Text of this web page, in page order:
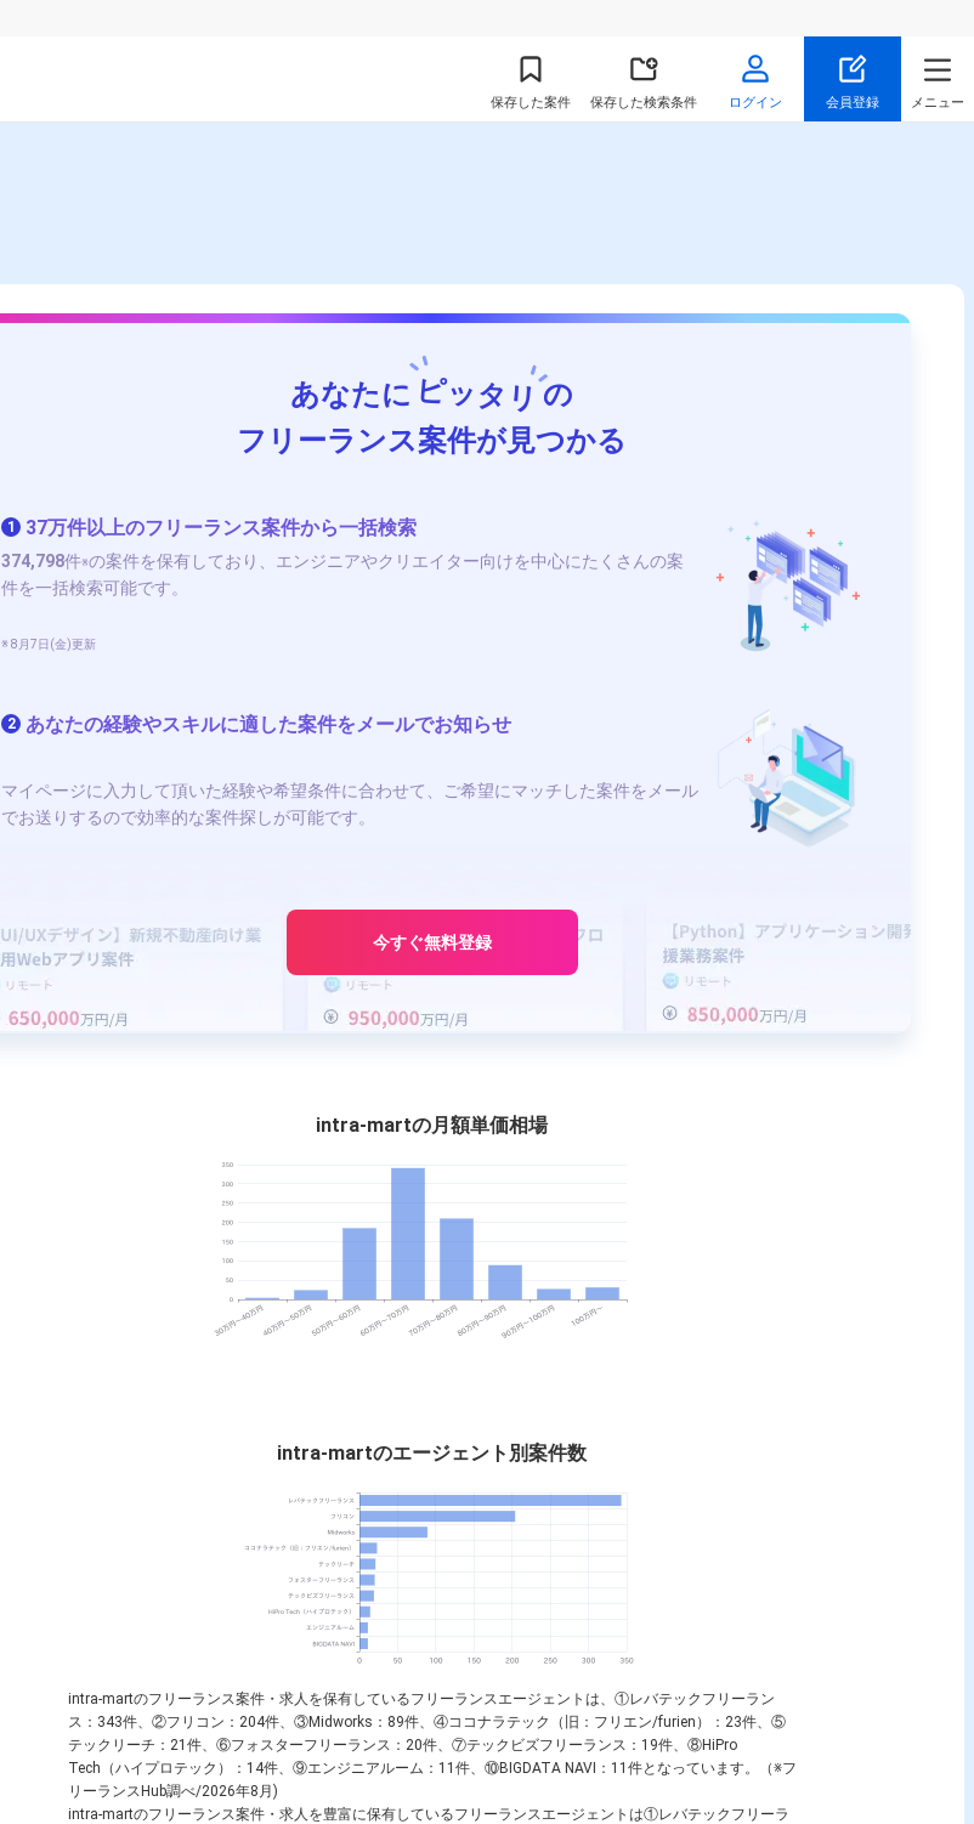
保存した案件 保存した検索条件 ログイン 会員登録 メニュー
あなたに ピッタリの
フリーランス案件が見つかる
1 37万件以上のフリーランス案件から一括検索
374,798件※の案件を保有しており、エンジニアやクリエイター向けを中心にたくさんの案
件を一括検索可能です。
※ 8月7日(金)更新
2 あなたの経験やスキルに適した案件をメールでお知らせ
マイページに入力して頂いた経験や希望条件に合わせて、ご希望にマッチした案件をメール
でお送りするので効率的な案件探しが可能です。
今すぐ無料登録
intra-martの月額単価相場
intra-martのエージェント別案件数
intra-martのフリーランス案件・求人を保有しているフリーランスエージェントは、①レバテックフリーラン
ス：343件、②フリコン：204件、③Midworks：89件、④ココナラテック（旧：フリエン/furien）：23件、⑤
テックリーチ：21件、⑥フォスターフリーランス：20件、⑦テックビズフリーランス：19件、⑧HiPro
Tech（ハイプロテック）：14件、⑨エンジニアルーム：11件、⑩BIGDATA NAVI：11件となっています。（※フ
リーランスHub調べ/2026年8月)
intra-martのフリーランス案件・求人を豊富に保有しているフリーランスエージェントは①レバテックフリーラ